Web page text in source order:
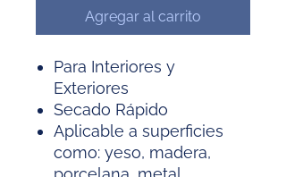
Agregar al carrito
Para Interiores y
Exteriores
Secado Rápido
Aplicable a superficies
como: yeso, madera,